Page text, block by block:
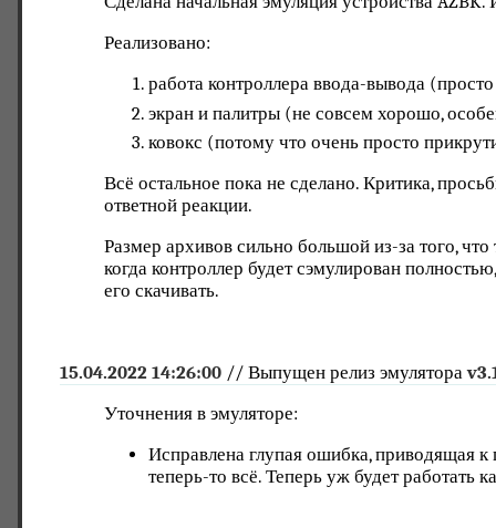
Реализовано:
работа контроллера ввода-вывода
экран и палитры (не совсем хорошо,
ковокс (потому что очень просто
Всё остальное пока не сделано. Критика,
ответной реакции.
Размер архивов сильно большой из-за того,
когда контроллер будет сэмулирован
его скачивать.
15.04.2022 14:26:00 // Выпущен релиз эмулятора
Уточнения в эмуляторе:
Исправлена глупая ошибка, приводящая
теперь-то всё. Теперь уж будет работать